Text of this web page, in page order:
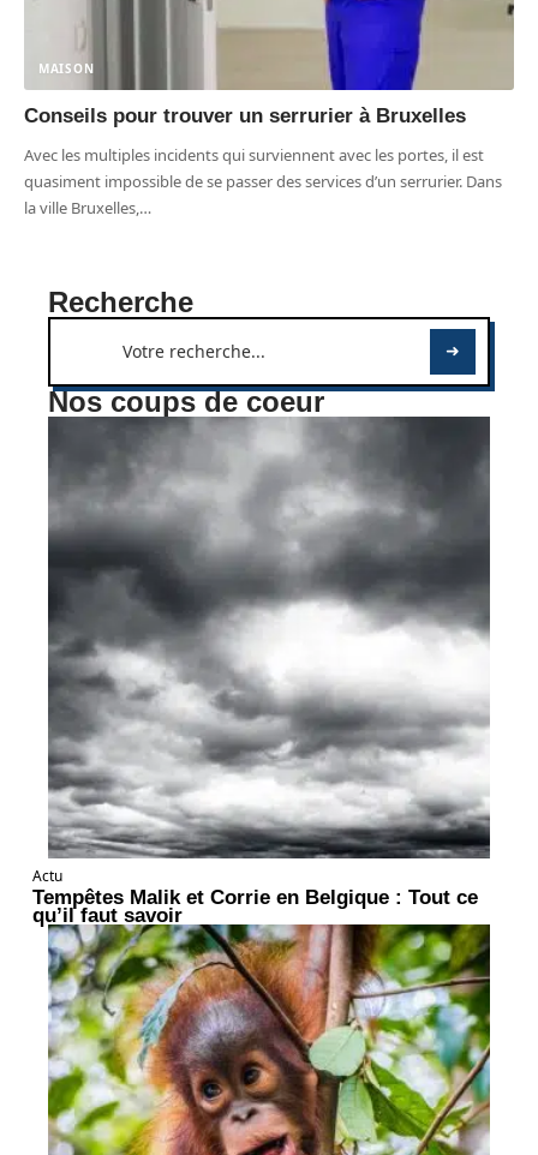
MAISON
Conseils pour trouver un serrurier à Bruxelles
Avec les multiples incidents qui surviennent avec les portes, il est
quasiment impossible de se passer des services d’un serrurier. Dans
la ville Bruxelles,…
Recherche
Nos coups de coeur
Actu
Tempêtes Malik et Corrie en Belgique : Tout ce
qu’il faut savoir